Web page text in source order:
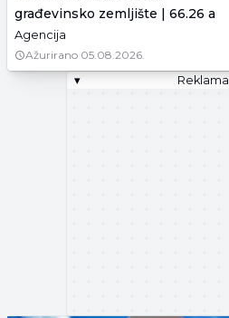
građevinsko zemljište | 66.26 a
Agencija
Ažurirano 05.08.2026.
▾
Reklama